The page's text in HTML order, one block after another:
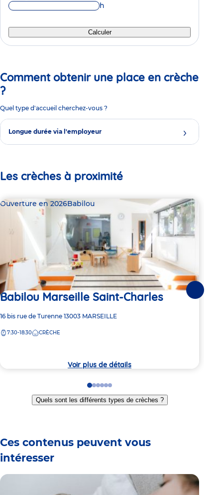
h
Calculer
Comment obtenir une place en crèche
?
Quel type d'accueil cherchez-vous ?
Longue durée via l'employeur
Les crèches à proximité
Ouverture en 2026Babilou
Babilou Marseille Saint-Charles
Adresse
la
16 bis rue de Turenne 13003 MARSEILLE
7:30-18:30 CRÈCHE
Voir plus de détails
Go
to
slide
Go
to
slide
Go
to
slide
Go
to
slide
Go
to
slide
Go
to
slide
Quels sont les différents types de crèches ?
Ces contenus peuvent vous
intéresser